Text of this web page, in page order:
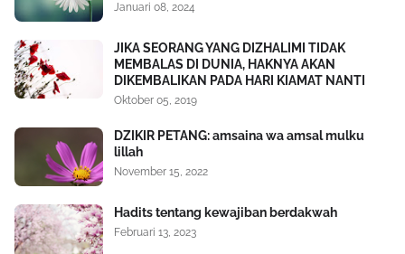
Januari 08, 2024
JIKA SEORANG YANG DIZHALIMI TIDAK
MEMBALAS DI DUNIA, HAKNYA AKAN
DIKEMBALIKAN PADA HARI KIAMAT NANTI
Oktober 05, 2019
DZIKIR PETANG: amsaina wa amsal mulku
lillah
November 15, 2022
Hadits tentang kewajiban berdakwah
Februari 13, 2023